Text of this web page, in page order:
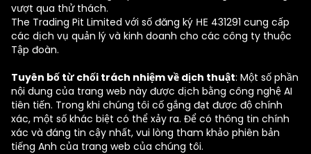
vượt qua thử thách.
The Trading Pit Limited với số đăng ký ΗΕ 431291 cung cấp
các dịch vụ quản lý và kinh doanh cho các công ty thuộc
Tập đoàn.
Tuyên bố từ chối trách nhiệm về dịch thuật: Một số phần
nội dung của trang web này được dịch bằng công nghệ AI
tiên tiến. Trong khi chúng tôi cố gắng đạt được độ chính
xác, một số khác biệt có thể xảy ra. Để có thông tin chính
xác và đáng tin cậy nhất, vui lòng tham khảo phiên bản
tiếng Anh của trang web của chúng tôi.